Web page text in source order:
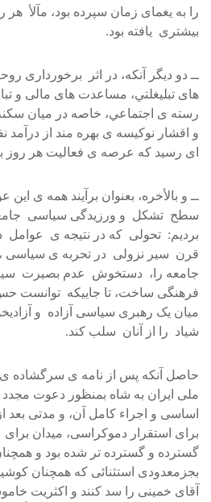
را به يغمای زمان سپرده بود، مآلأ
بيشتری يافته بود.
ــ دو ديگر آنکه، در اثر برخورداری
های تبليغلتي، مساعدت های مالی و
رسته ی اجتماعي، خاصه در ميان
و اقشار نوکيسه ی بهره مند از
ای رسيد که عرصه ی فعاليت هر روز
ــ و بالأخره، بعنوان برآيند همه ی اين
سطح تشکل و ورزيدگی سياسی
برديم: تحولی که در نتيجه ی عوامل
قرن سير نزولی در تحربه ی سياسی
جامعه را، دستخوش عدم بصيرت
فرهنگی ساخت، تا جاييکه توانست
ميان يک رهبری سياسی آزاده و
شياد را از آنان سلب کند.
حاصل آنکه پس از نامه ی سرگشاده
ملی ايران به شاه بمنظور دعوت مجدد
اساسی و اجراء کامل آن، و مدتی بعد
برای استقرار دموکراسی، ميدان
گسترده و گسترده تر شده بود و
بجزمعدودی استثنائی که همچنان
آقای خمينی را سد کنند و اکثريت